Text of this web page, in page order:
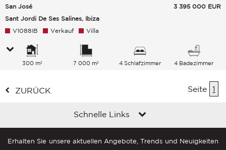
San José
Sant Jordi De Ses Salines, Ibiza
3 395 000 EUR
V1088IB Verkauf Villa
300 m² 7 000 m² 4 Schlafzimmer 4 Badezimmer
ZURÜCK Seite 1
Schnelle Links
Erhalten Sie unsere aktuellen Angebote, Trends und Neuigkeiten